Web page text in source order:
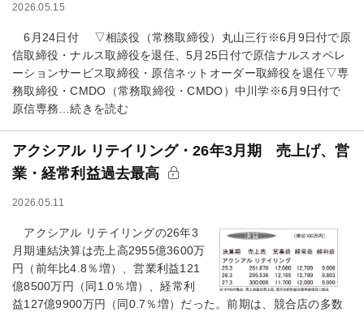
2026.05.15
6月24日付 ▽相談役（常務取締役）丸山三行※6月9日付で原
信取締役・ナルス取締役を退任、5月25日付で原信ナルスオペレ
ーションサービス取締役・原信ネットオーダー取締役を退任▽専
務取締役・CMDO（常務取締役・CMDO）中川学※6月9日付で
原信専務…続きを読む
アクシアル リテイリング・26年3月期 売上げ、営
業・経常利益過去最高
2026.05.11
アクシアル リテイリングの26年3
月期連結決算は売上高2955億3600万
円（前年比4.8％増）、営業利益121
億8500万円（同1.0％増）、経常利
益127億9900万円（同0.7％増）だった。前期は、競合店の多数